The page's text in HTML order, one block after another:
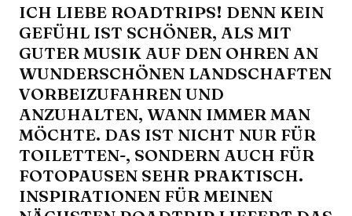
ICH LIEBE ROADTRIPS! DENN KEIN
GEFÜHL IST SCHÖNER, ALS MIT
GUTER MUSIK AUF DEN OHREN AN
WUNDERSCHÖNEN LANDSCHAFTEN
VORBEIZUFAHREN UND
ANZUHALTEN, WANN IMMER MAN
MÖCHTE. DAS IST NICHT NUR FÜR
TOILETTEN-, SONDERN AUCH FÜR
FOTOPAUSEN SEHR PRAKTISCH.
INSPIRATIONEN FÜR MEINEN